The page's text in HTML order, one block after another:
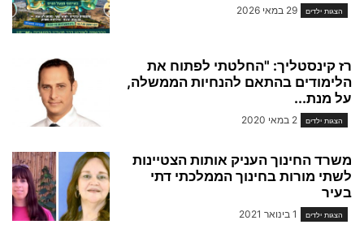
הצגות ילדים 29 במאי 2026
רז קינסטליך: "החלטתי לפתוח את
הלימודים בהתאם להנחיות הממשלה,
על מנת...
הצגות ילדים 2 במאי 2020
משרד החינוך העניק אותות הצטיינות
לשתי מורות בחינוך הממלכתי דתי
בעיר
הצגות ילדים 1 בינואר 2021